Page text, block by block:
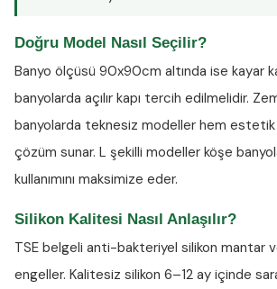
Doğru Model Nasıl Seçilir?
Banyo ölçüsü 90x90cm altında ise kayar
banyolarda açılır kapı tercih edilmelidir.
banyolarda teknesiz modeller hem
çözüm sunar. L şekilli modeller köşe
kullanımını maksimize eder.
Silikon Kalitesi Nasıl Anlaşılır?
TSE belgeli anti-bakteriyel silikon mantar
engeller. Kalitesiz silikon 6–12 ay içinde